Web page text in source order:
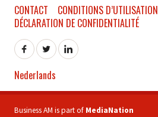
CONTACT
CONDITIONS D’UTILISATION
DÉCLARATION DE CONFIDENTIALITÉ
Nederlands
Business AM is part of MediaNation